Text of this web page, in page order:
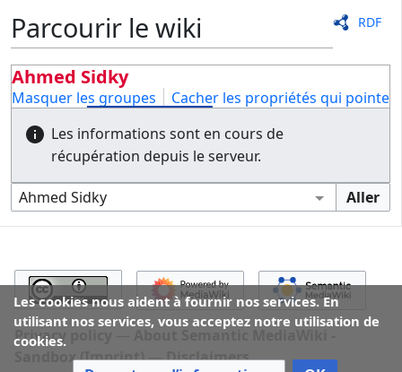
RDF
Parcourir le wiki
Ahmed Sidky
Masquer les groupes
Cacher les propriétés qui
Les informations sont en cours de
récupération depuis le serveur.
Les cookies nous aident à fournir nos services. En
utilisant nos services, vous acceptez notre utilisation de
cookies.
Privacy policy
About Semantic MediaWiki -
Sandbox (Imprint)
Disclaimers